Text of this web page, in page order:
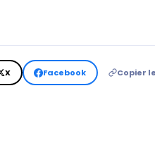
X Facebook Copier